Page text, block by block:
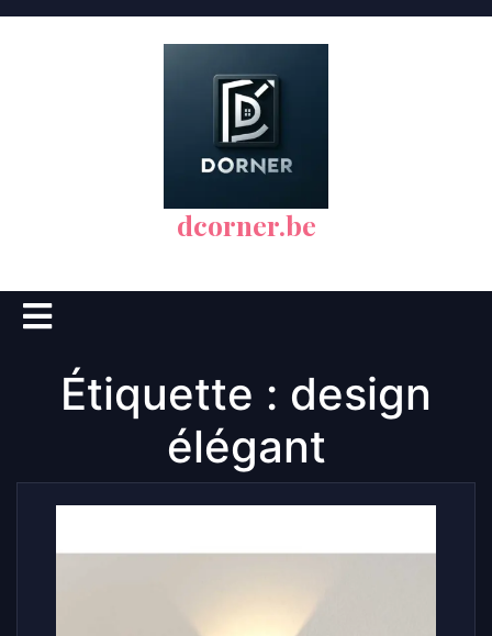
dcorner.be
Open
Button
Étiquette : design
élégant